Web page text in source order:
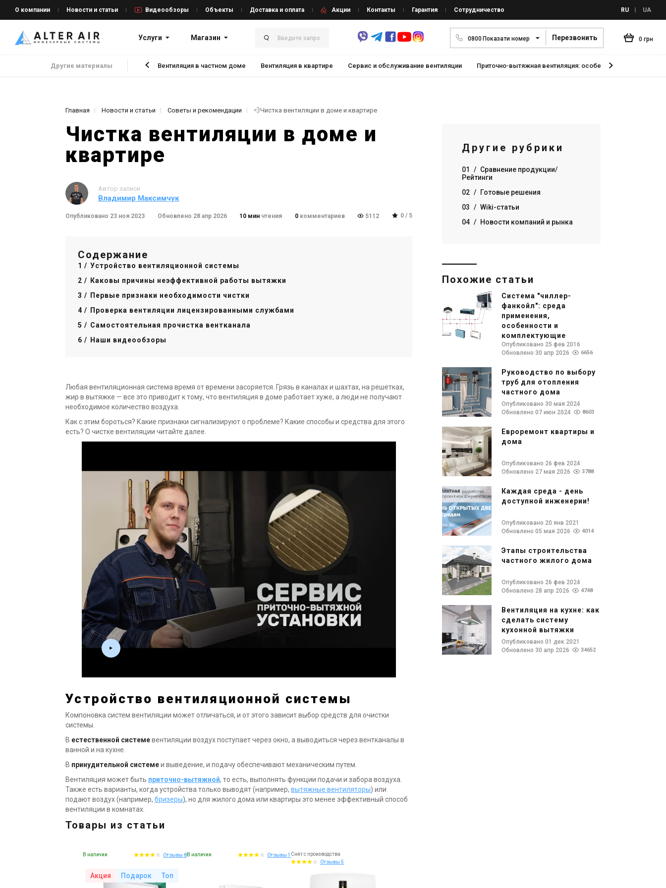
О компании Новости и статьи Видеообзоры Объекты Доставка и оплата Акции Контакты Гарантия Сотрудничество RU UA
Услуги Магазин 0800Показати номер Перезвонить 0 грн
Другие материалы Вентиляция в частном доме Вентиляция в квартире Cервис и обслуживание вентиляции Приточно-вытяжная вентиляция: особенности и
Главная Новости и статьи Советы и рекомендации 💨Чистка вентиляции в доме и квартире
Чистка вентиляции в доме и
квартире
Автор записи
Владимир Максимчук
Опубликовано 23 ноя 2023 Обновлено 28 апр 2026 10 мин чтения 0 комментариев 5112 0 / 5
Содержание
Устройство вентиляционной системы
Каковы причины неэффективной работы вытяжки
Первые признаки необходимости чистки
Проверка вентиляции лицензированными службами
Самостоятельная прочистка вентканала
Наши видеообзоры
Любая вентиляционная система время от времени засоряется. Грязь в каналах и шахтах, на решетках,
жир в вытяжке — все это приводит к тому, что вентиляция в доме работает хуже, а люди не получают
необходимое количество воздуха.
Как с этим бороться? Какие признаки сигнализируют о проблеме? Какие способы и средства для этого
есть? О чистке вентиляции читайте далее.
Устройство вентиляционной системы
Компоновка систем вентиляции может отличаться, и от этого зависит выбор средств для очистки
системы.
В естественной системевентиляции воздух поступает через окно, а выводиться через вентканалы в
ванной и на кухне.
В принудительной системеи выведение, и подачу обеспечивают механическим путем.
Вентиляция может быть приточно-вытяжной, то есть, выполнять функции подачи и забора воздуха.
Также есть варианты, когда устройства только выводят (например, вытяжные вентиляторы) или
подают воздух (например, бризеры), но для жилого дома или квартиры это менее эффективный способ
вентиляции в комнатах.
Товары из статьи
В наличии Отзывы 8
Акция Подарок Топ
В наличии Отзывы 1 Снят с производства
Отзывы 5
Другие рубрики
01 / Сравнение продукции/
Рейтинги
02 /
Готовые решения
03 / Wiki-статьи
04 / Новости компаний и рынка
Похожие статьи
Система "чиллер-
фанкойл": среда
применения,
особенности и
комплектующие
Опубликовано 25 фев 2016
Обновлено 30 апр 2026
6656
Руководство по выбору
труб для отопления
частного дома
Опубликовано 30 мая 2024
Обновлено 07 июн 2024
8603
Евроремонт квартиры и
дома
Опубликовано 26 фев 2024
Обновлено 27 мая 2026
3788
Каждая среда - день
доступной инженерии!
Опубликовано 20 янв 2021
Обновлено 05 мая 2026
4014
Этапы строительства
частного жилого дома
Опубликовано 26 фев 2024
Обновлено 28 апр 2026
4748
Вентиляция на кухне: как
сделать систему
кухонной вытяжки
Опубликовано 01 дек 2021
Обновлено 30 апр 2026
34652